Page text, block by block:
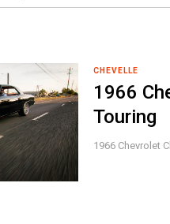
CHEVELLE
1966
Touring
1966 Chevrolet